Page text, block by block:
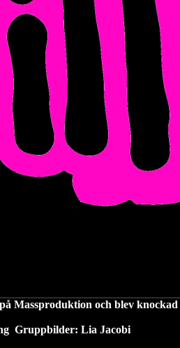
Massproduktion och blev
Gruppbilder: Lia Jacobi